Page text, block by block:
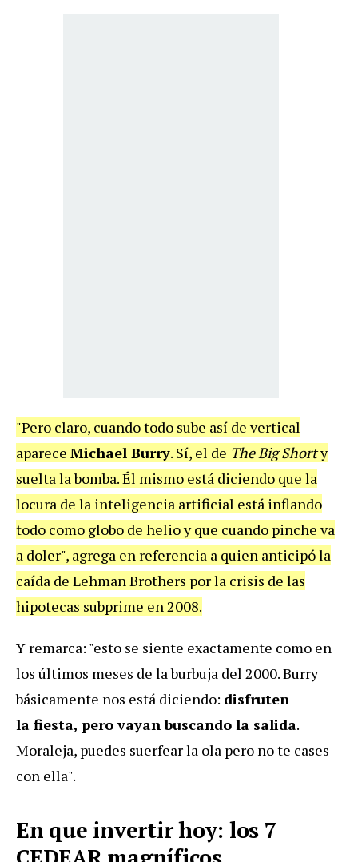
"Pero claro, cuando todo sube así de vertical
aparece Michael Burry. Sí, el de The Big Shorty
suelta la bomba. Él mismo está diciendo que la
locura de la inteligencia artificial está inflando
todo como globo de helio y que cuando pinche va
a doler", agrega en referencia a quien anticipó la
caída de Lehman Brothers por la crisis de las
hipotecas subprime en 2008.
Y remarca: "esto se siente exactamente como en
los últimos meses de la burbuja del 2000. Burry
básicamente nos está diciendo: disfruten
la fiesta, pero vayan buscando la salida.
Moraleja, puedes suerfear la ola pero no te cases
con ella".
En que invertir hoy: los 7